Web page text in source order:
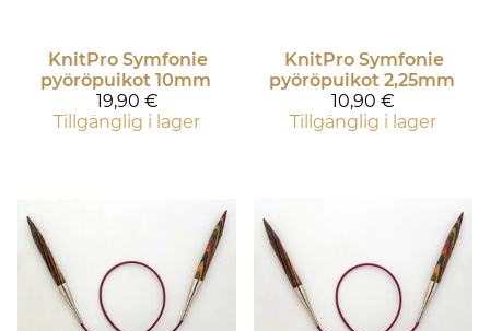
KnitPro Symfonie
pyöröpuikot 10mm
19,90 €
Tillgänglig i lager
KnitPro Symfonie
pyöröpuikot 2,25mm
10,90 €
Tillgänglig i lager